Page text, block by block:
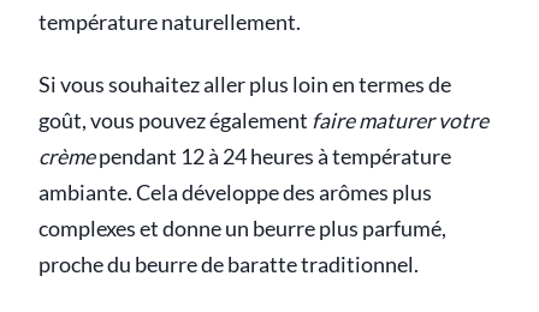
température naturellement.
Si vous souhaitez aller plus loin en termes de
goût, vous pouvez également faire maturer votre
crèmependant 12 à 24 heures à température
ambiante. Cela développe des arômes plus
complexes et donne un beurre plus parfumé,
proche du beurre de baratte traditionnel.